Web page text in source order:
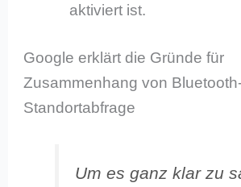
aktiviert ist.
Google erklärt die Gründe für
Zusammenhang von
Standortabfrage
Um es ganz klar zu